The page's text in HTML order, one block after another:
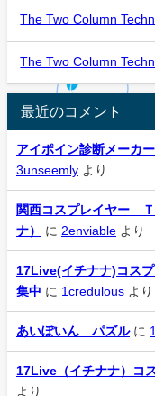
The Two Column
The Two Column
最近のコメント
アイポイン診断メーカ
3unseemly より
関西コスプレイヤー
ナ）
に 2enviable より
17Live(イチナナ)コス
集中 に 1credulous より
あいぽいん パズルに
17Live（イチナナ）コ
より